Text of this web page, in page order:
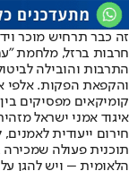
זה כבר תרחיש מוכר
חרבות ברזל, מלחמת
התרבות והובילה
והקפאת הפקות. אלפי
קומיקאים מפסיקים
איגוד אמני ישראל
חירום ייעודית
תוכנית פעולה
הלאומית – ויש להגן